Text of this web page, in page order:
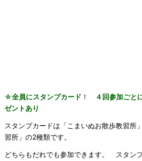
☆全員にスタンプカード ！
４回参加ごと
ゼントあり
スタンプカードは「こまいぬお散歩教習所
習所」の2種類です。
どちらもだれでも参加できます。 スタン